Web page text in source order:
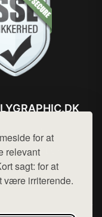
for at
relevant
sagt: for at
være irriterende.
hej@want.dk
og privatlivspolitik